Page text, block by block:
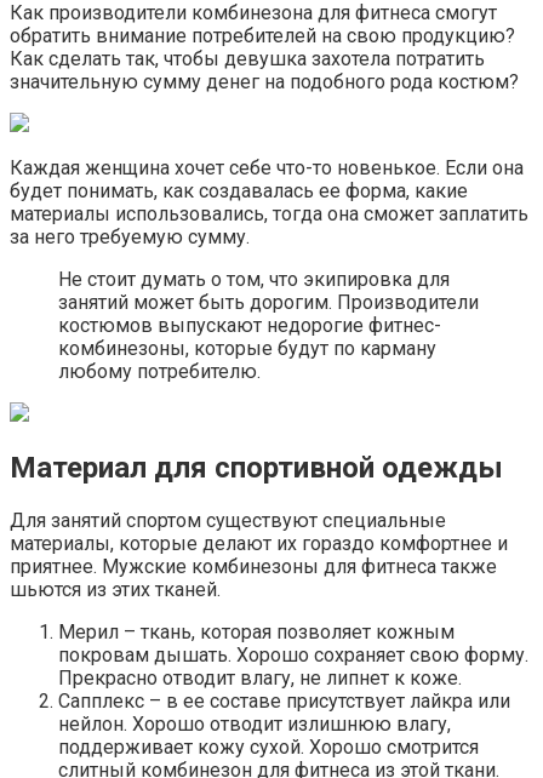
Как производители комбинезона для фитнеса смогут
обратить внимание потребителей на свою продукцию?
Как сделать так, чтобы девушка захотела потратить
значительную сумму денег на подобного рода костюм?
Каждая женщина хочет себе что-то новенькое. Если она
будет понимать, как создавалась ее форма, какие
материалы использовались, тогда она сможет заплатить
за него требуемую сумму.
Не стоит думать о том, что экипировка для
занятий может быть дорогим. Производители
костюмов выпускают недорогие фитнес-
комбинезоны, которые будут по карману
любому потребителю.
Материал для спортивной одежды
Для занятий спортом существуют специальные
материалы, которые делают их гораздо комфортнее и
приятнее. Мужские комбинезоны для фитнеса также
шьются из этих тканей.
Мерил – ткань, которая позволяет кожным
покровам дышать. Хорошо сохраняет свою форму.
Прекрасно отводит влагу, не липнет к коже.
Сапплекс – в ее составе присутствует лайкра или
нейлон. Хорошо отводит излишнюю влагу,
поддерживает кожу сухой. Хорошо смотрится
слитный комбинезон для фитнеса из этой ткани.